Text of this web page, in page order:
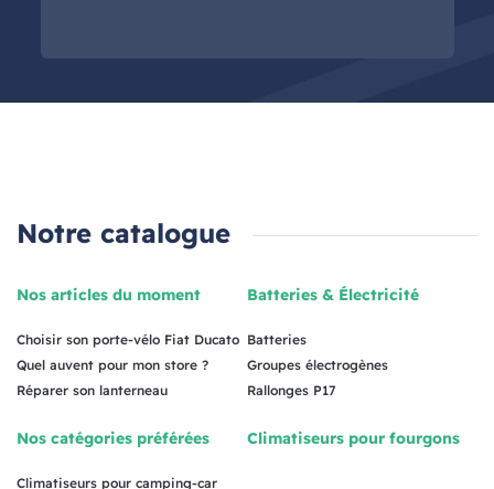
Notre catalogue
Nos articles du moment
Choisir son porte-vélo Fiat Ducato
Quel auvent pour mon store ?
Réparer son lanterneau
Nos catégories préférées
Climatiseurs pour camping-car
Batteries & Électricité
Batteries
Groupes électrogènes
Rallonges P17
Climatiseurs pour fourgons